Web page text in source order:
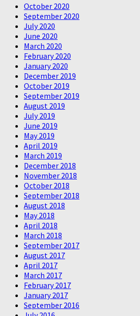
October 2020
September 2020
July 2020
June 2020
March 2020
February 2020
January 2020
December 2019
October 2019
September 2019
August 2019
July 2019
June 2019
May 2019
April 2019
March 2019
December 2018
November 2018
October 2018
September 2018
August 2018
May 2018
April 2018
March 2018
September 2017
August 2017
April 2017
March 2017
February 2017
January 2017
September 2016